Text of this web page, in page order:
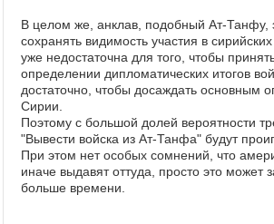
В целом же, анклав, подобный Ат-Танфу,
сохранять видимость участия в
уже недостаточна для того, чтобы
определении дипломатических итогов
достаточно, чтобы досаждать основным
Сирии.
Поэтому с большой долей вероятности
"Вывести войска из Ат-Танфа" будут
При этом нет особых сомнений, что
иначе выдавят оттуда, просто это может
больше времени.